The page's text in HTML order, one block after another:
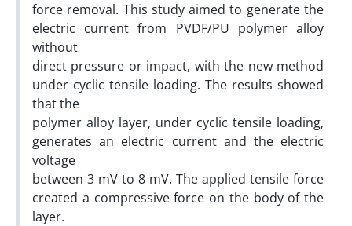
force removal. This study aimed to generate the
electric current from PVDF/PU polymer alloy
without
direct pressure or impact, with the new method
under cyclic tensile loading. The results showed
that the
polymer alloy layer, under cyclic tensile loading,
generates an electric current and the electric
voltage
between 3 mV to 8 mV. The applied tensile force
created a compressive force on the body of the
layer.